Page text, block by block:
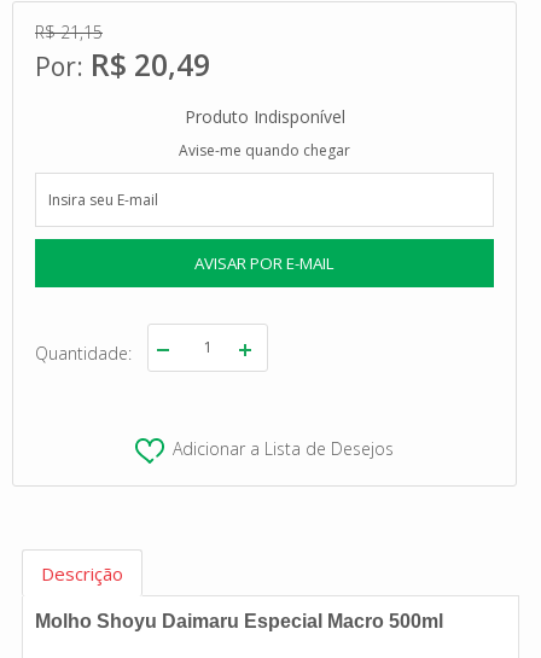
R$ 21,15
R$ 20,49
Produto Indisponível
Avise-me quando chegar
Quantidade
Adicionar a Lista de Desejos
Descrição
Molho Shoyu Daimaru Especial Macro 500ml